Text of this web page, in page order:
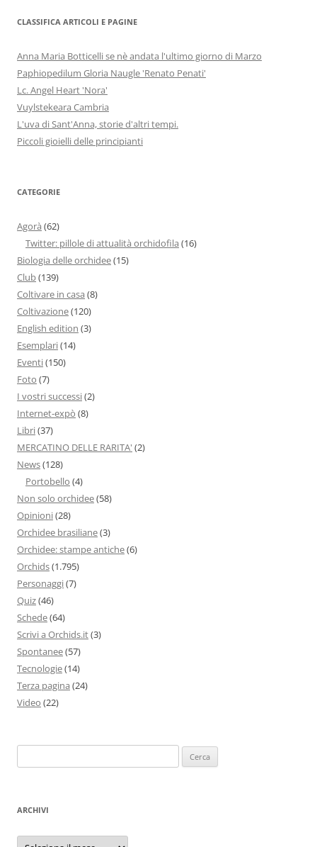
CLASSIFICA ARTICOLI E PAGINE
Anna Maria Botticelli se nè andata l'ultimo giorno di Marzo
Paphiopedilum Gloria Naugle 'Renato Penati'
Lc. Angel Heart 'Nora'
Vuylstekeara Cambria
L'uva di Sant'Anna, storie d'altri tempi.
Piccoli gioielli delle principianti
CATEGORIE
Agorà (62)
Twitter: pillole di attualità orchidofila (16)
Biologia delle orchidee(15)
Club(139)
Coltivare in casa (8)
Coltivazione(120)
English edition (3)
Esemplari(14)
Eventi(150)
Foto (7)
I vostri successi(2)
Internet-expò (8)
Libri(37)
MERCATINO DELLE RARITA' (2)
News(128)
Portobello (4)
Non solo orchidee(58)
Opinioni(28)
Orchidee brasiliane(3)
Orchidee: stampe antiche(6)
Orchids(1.795)
Personaggi(7)
Quiz(46)
Schede(64)
Scrivi a Orchids.it(3)
Spontanee(57)
Tecnologie(14)
Terza pagina (24)
Video (22)
per:
ARCHIVI
Archivi